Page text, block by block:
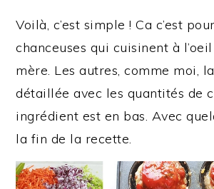
Voilà, c’est simple ! Ca c’est
chanceuses qui cuisinent à
mère. Les autres, comme moi,
détaillée avec les quantités de
ingrédient est en bas. Avec
la fin de la recette.